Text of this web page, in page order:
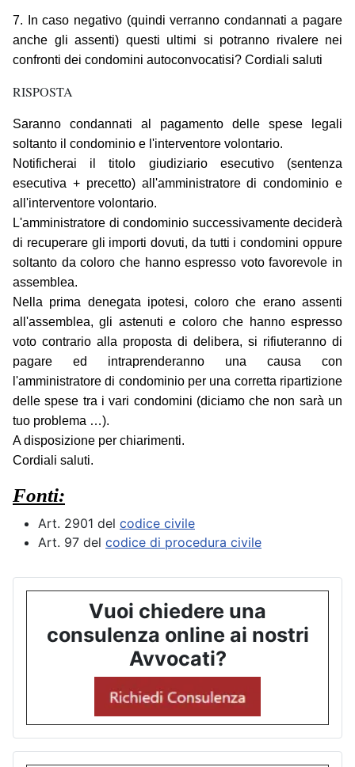
7. In caso negativo (quindi verranno condannati a pagare
anche gli assenti) questi ultimi si potranno rivalere nei
confronti dei condomini autoconvocatisi? Cordiali saluti
RISPOSTA
Saranno condannati al pagamento delle spese legali
soltanto il condominio e l'interventore volontario.
Notificherai il titolo giudiziario esecutivo (sentenza
esecutiva + precetto) all'amministratore di condominio e
all'interventore volontario.
L'amministratore di condominio successivamente deciderà
di recuperare gli importi dovuti, da tutti i condomini oppure
soltanto da coloro che hanno espresso voto favorevole in
assemblea.
Nella prima denegata ipotesi, coloro che erano assenti
all'assemblea, gli astenuti e coloro che hanno espresso
voto contrario alla proposta di delibera, si rifiuteranno di
pagare ed intraprenderanno una causa con
l'amministratore di condominio per una corretta ripartizione
delle spese tra i vari condomini (diciamo che non sarà un
tuo problema …).
A disposizione per chiarimenti.
Cordiali saluti.
Fonti:
Art. 2901 del codice civile
Art. 97 del codice di procedura civile
Vuoi chiedere una
consulenza online ai nostri
Avvocati?